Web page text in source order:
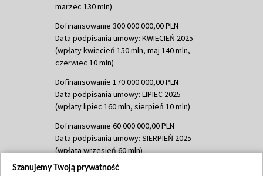
marzec 130 mln)
Dofinansowanie 300 000 000,00 PLN
Data podpisania umowy: KWIECIEŃ 2025
(wpłaty kwiecień 150 mln, maj 140 mln,
czerwiec 10 mln)
Dofinansowanie 170 000 000,00 PLN
Data podpisania umowy: LIPIEC 2025
(wpłaty lipiec 160 mln, sierpień 10 mln)
Dofinansowanie 60 000 000,00 PLN
Data podpisania umowy: SIERPIEŃ 2025
(wpłata wrzesień 60 mln)
Dofinansowanie 635 783 051,21 PLN
Szanujemy Twoją prywatność